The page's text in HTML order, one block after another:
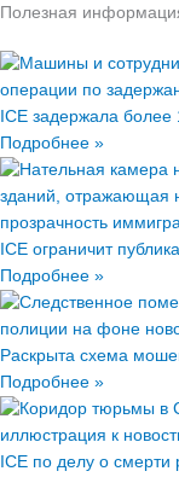
Полезная
ICE задержала
Подробнее »
ICE ограничит
Подробнее »
Раскрыта схема
Подробнее »